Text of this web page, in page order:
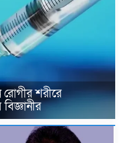
রোগীর শরীরে